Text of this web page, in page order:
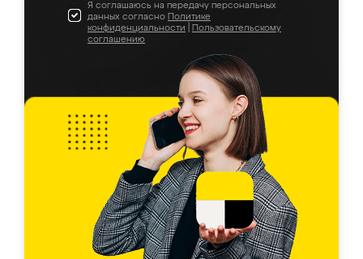
Я соглашаюсь на передачу персональных
данных согласно Политике
конфиденциальности
Пользовательскому
соглашению